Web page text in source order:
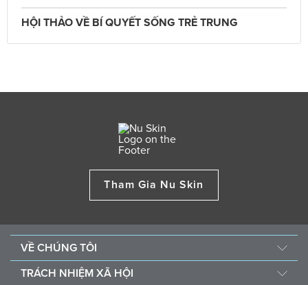
HỘI THẢO VỀ BÍ QUYẾT SỐNG TRẺ TRUNG
Tham Gia Nu Skin
VỀ CHÚNG TÔI
Câu chuyện của chúng tôi
TRÁCH NHIỆM XÃ HỘI